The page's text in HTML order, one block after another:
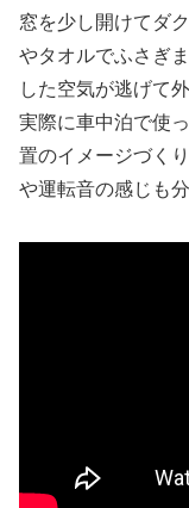
窓を少し開けてダ
やタオルでふさぎ
した空気が逃げて
実際に車中泊で使
置のイメージづく
や運転音の感じも